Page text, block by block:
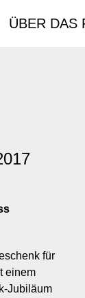
ÜBER DAS
für
einem
Jubiläum